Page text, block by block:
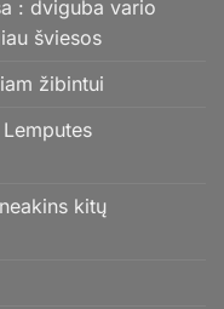
: dviguba vario
šviesos
žibintui
kitų